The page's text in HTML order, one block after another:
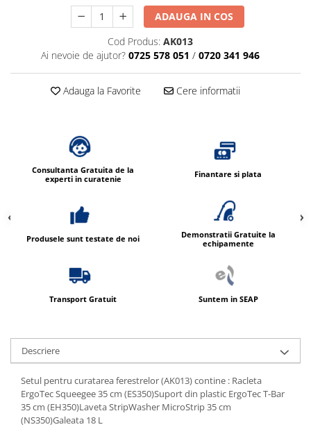
ADAUGA IN COS
Cod Produs: AK013
Ai nevoie de ajutor? 0725 578 051 / 0720 341 946
Adauga la Favorite Cere informatii
Consultanta Gratuita de la
experti in curatenie
Finantare si plata
Produsele sunt testate de noi
Demonstratii Gratuite la
echipamente
Transport Gratuit Suntem in SEAP
Descriere
Setul pentru curatarea ferestrelor (AK013) contine : Racleta
ErgoTec Squeegee 35 cm (ES350)Suport din plastic ErgoTec T-Bar
35 cm (EH350)Laveta StripWasher MicroStrip 35 cm
(NS350)Galeata 18 L